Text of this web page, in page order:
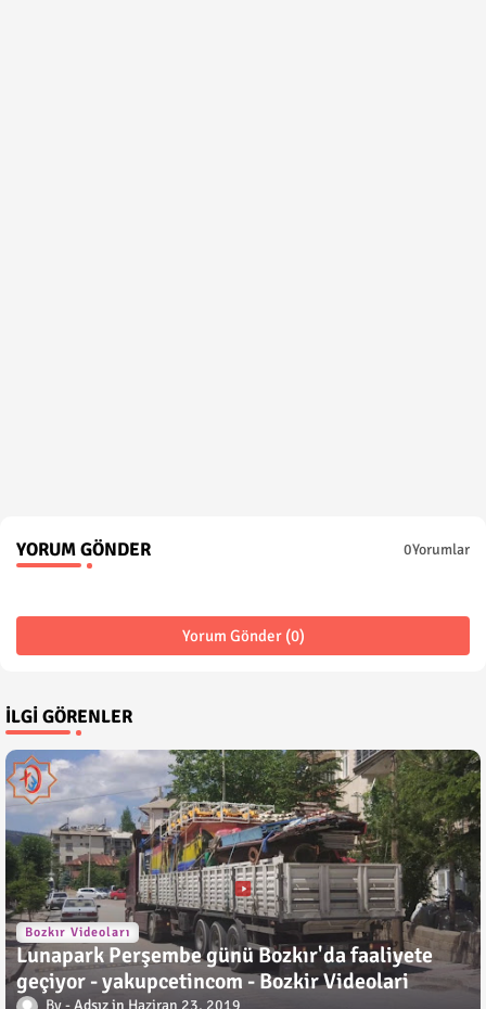
YORUM GÖNDER 0Yorumlar
Yorum Gönder (0)
İLGI GÖRENLER
Bozkır Videoları
Lunapark Perşembe günü Bozkır'da faaliyete
geçiyor - yakupcetincom - Bozkir Videolari